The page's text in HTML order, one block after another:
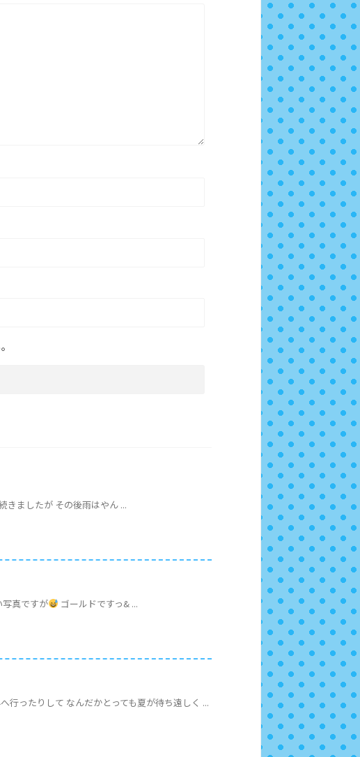
きましたが その後雨はやん ...
真ですが ゴールドですっ& ...
行ったりして なんだかとっても夏が待ち遠しく ...